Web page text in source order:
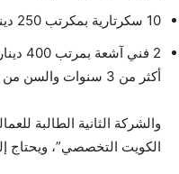
10 سكرتارية بمكرتب 250 دينار كويتي.
أكثر من 3 سنوات والسن من 30 إلى 40 سنة.
والشركة الثانية الطالبة
الكويت التخصصي”، ويحتاج